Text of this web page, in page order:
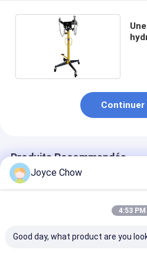
Continuer
Produits Recommandés
Joyce Chow
4:53 PM
Good day, what product are you